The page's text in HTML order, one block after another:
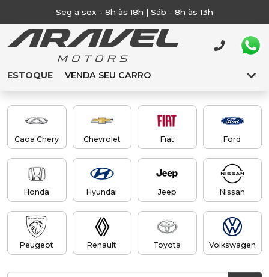
Seg a sex - 8h às 18h | Sáb - 8h às 13h
ESTOQUE VENDA SEU CARRO
Caoa Chery Chevrolet Fiat Ford
Honda Hyundai Jeep Nissan
Peugeot Renault Toyota Volkswagen